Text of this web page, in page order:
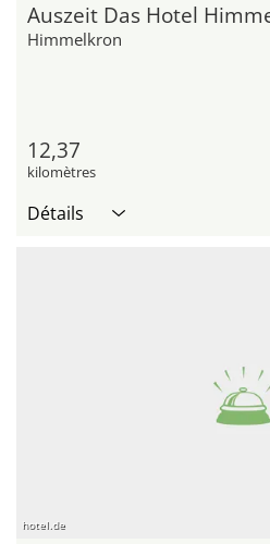
Auszeit Das Hotel
Himmelkron
12,37
kilomètres
Détails
hotel.de